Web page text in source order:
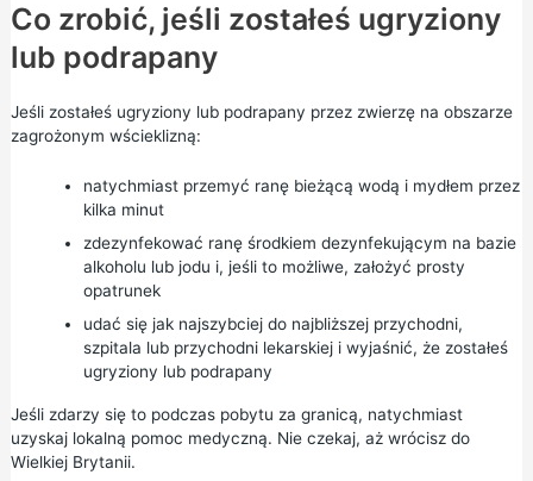
Co zrobić, jeśli zostałeś ugryziony
lub podrapany
Jeśli zostałeś ugryziony lub podrapany przez zwierzę na obszarze
zagrożonym wścieklizną:
natychmiast przemyć ranę bieżącą wodą i mydłem przez
kilka minut
zdezynfekować ranę środkiem dezynfekującym na bazie
alkoholu lub jodu i, jeśli to możliwe, założyć prosty
opatrunek
udać się jak najszybciej do najbliższej przychodni,
szpitala lub przychodni lekarskiej i wyjaśnić, że zostałeś
ugryziony lub podrapany
Jeśli zdarzy się to podczas pobytu za granicą, natychmiast
uzyskaj lokalną pomoc medyczną. Nie czekaj, aż wrócisz do
Wielkiej Brytanii.